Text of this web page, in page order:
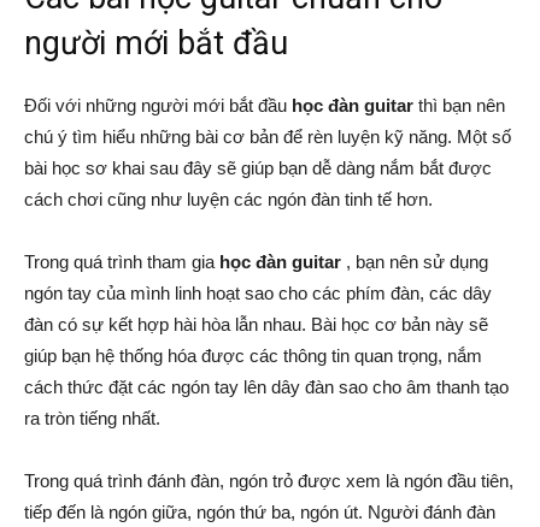
người mới bắt đầu
Đối với những người mới bắt đầu học đàn guitar thì bạn nên
chú ý tìm hiểu những bài cơ bản để rèn luyện kỹ năng. Một số
bài học sơ khai sau đây sẽ giúp bạn dễ dàng nắm bắt được
cách chơi cũng như luyện các ngón đàn tinh tế hơn.
Trong quá trình tham gia học đàn guitar , bạn nên sử dụng
ngón tay của mình linh hoạt sao cho các phím đàn, các dây
đàn có sự kết hợp hài hòa lẫn nhau. Bài học cơ bản này sẽ
giúp bạn hệ thống hóa được các thông tin quan trọng, nắm
cách thức đặt các ngón tay lên dây đàn sao cho âm thanh tạo
ra tròn tiếng nhất.
Trong quá trình đánh đàn, ngón trỏ được xem là ngón đầu tiên,
tiếp đến là ngón giữa, ngón thứ ba, ngón út. Người đánh đàn